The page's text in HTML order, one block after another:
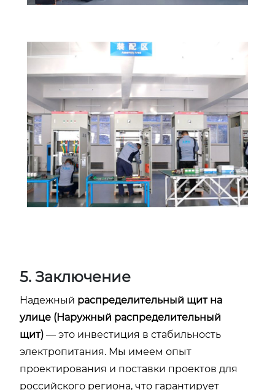
5. Заключение
Надежный распределительный щит на
улице (Наружный распределительный
щит) — это инвестиция в стабильность
электропитания. Мы имеем опыт
проектирования и поставки проектов для
российского региона, что гарантирует